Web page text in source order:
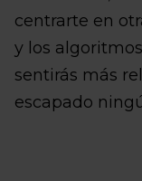
centrarte en
y los
sentirás más
escapado